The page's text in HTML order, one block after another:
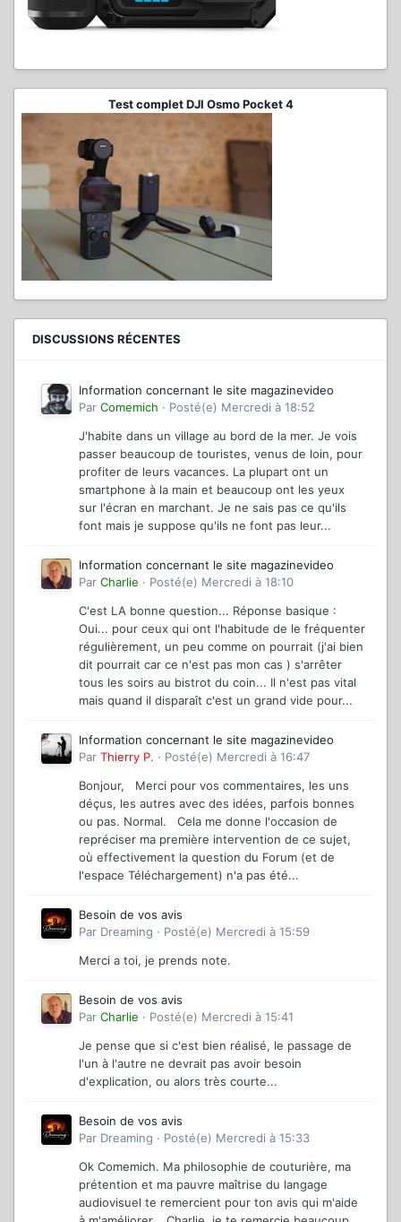
Test complet DJI Osmo Pocket 4
DISCUSSIONS RÉCENTES
Information concernant le site magazinevideo
Par Comemich · Posté(e) Mercredi à 18:52
J'habite dans un village au bord de la mer. Je vois
passer beaucoup de touristes, venus de loin, pour
profiter de leurs vacances. La plupart ont un
smartphone à la main et beaucoup ont les yeux
sur l'écran en marchant. Je ne sais pas ce qu'ils
font mais je suppose qu'ils ne font pas leur...
Information concernant le site magazinevideo
Par Charlie · Posté(e) Mercredi à 18:10
C'est LA bonne question... Réponse basique :
Oui... pour ceux qui ont l'habitude de le fréquenter
régulièrement, un peu comme on pourrait (j'ai bien
dit pourrait car ce n'est pas mon cas ) s'arrêter
tous les soirs au bistrot du coin... Il n'est pas vital
mais quand il disparaît c'est un grand vide pour...
Information concernant le site magazinevideo
Par Thierry P. · Posté(e) Mercredi à 16:47
Bonjour, Merci pour vos commentaires, les uns
déçus, les autres avec des idées, parfois bonnes
ou pas. Normal. Cela me donne l'occasion de
repréciser ma première intervention de ce sujet,
où effectivement la question du Forum (et de
l'espace Téléchargement) n'a pas été...
Besoin de vos avis
Par Dreaming · Posté(e) Mercredi à 15:59
Merci a toi, je prends note.
Besoin de vos avis
Par Charlie · Posté(e) Mercredi à 15:41
Je pense que si c'est bien réalisé, le passage de
l'un à l'autre ne devrait pas avoir besoin
d'explication, ou alors très courte...
Besoin de vos avis
Par Dreaming · Posté(e) Mercredi à 15:33
Ok Comemich. Ma philosophie de couturière, ma
prétention et ma pauvre maîtrise du langage
audiovisuel te remercient pour ton avis qui m'aide